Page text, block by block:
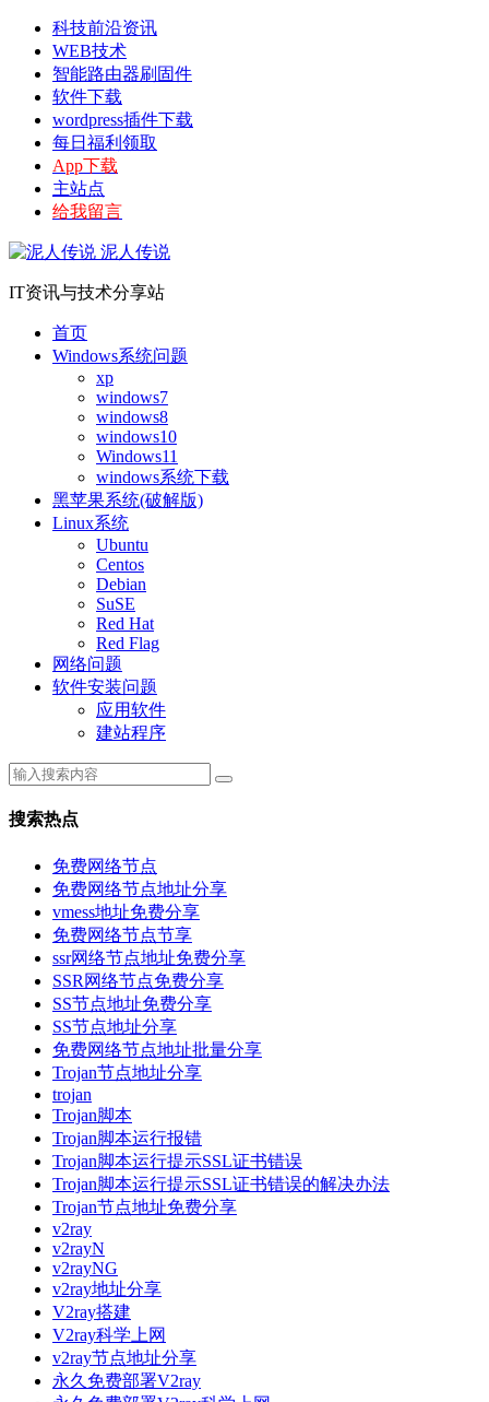
科技前沿资讯
WEB技术
智能路由器刷固件
软件下载
wordpress插件下载
每日福利领取
App下载
主站点
给我留言
泥人传说
IT资讯与技术分享站
首页
Windows系统问题
xp
windows7
windows8
windows10
Windows11
windows系统下载
黑苹果系统(破解版)
Linux系统
Ubuntu
Centos
Debian
SuSE
Red Hat
Red Flag
网络问题
软件安装问题
应用软件
建站程序
搜索热点
免费网络节点
免费网络节点地址分享
vmess地址免费分享
免费网络节点节享
ssr网络节点地址免费分享
SSR网络节点免费分享
SS节点地址免费分享
SS节点地址分享
免费网络节点地址批量分享
Trojan节点地址分享
trojan
Trojan脚本
Trojan脚本运行报错
Trojan脚本运行提示SSL证书错误
Trojan脚本运行提示SSL证书错误的解决办法
Trojan节点地址免费分享
v2ray
v2rayN
v2rayNG
v2ray地址分享
V2ray搭建
V2ray科学上网
v2ray节点地址分享
永久免费部署V2ray